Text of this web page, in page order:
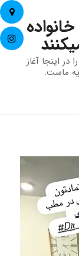
در اینجا آغاز
ماست.